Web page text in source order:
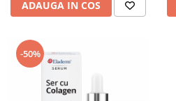
ADAUGA IN COS
-50%